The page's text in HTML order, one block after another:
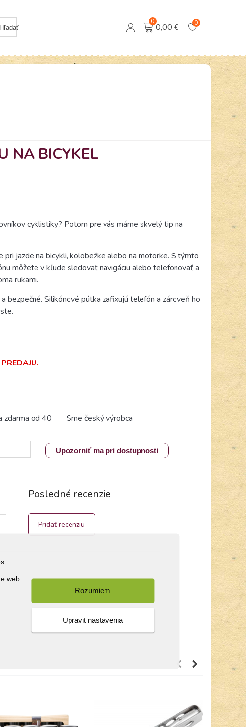
web
Rozumiem
Upravit nastavenia
Hľadať
0
0,00 € 0
NA BICYKEL
cyklistiky? Potom pre vás máme skvelý tip na
jazde na bicykli, kolobežke alebo na motorke. S týmto
môžete v kľude sledovať navigáciu alebo telefonovať a
rukami.
bezpečné. Silikónové pútka zafixujú telefón a zároveň ho
zdarma od 40
Sme český výrobca
Upozorniť ma pri dostupnosti
Posledné recenzie
Pridať recenziu